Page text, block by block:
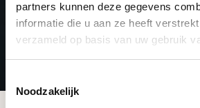
partners kunnen deze gegevens
informatie die u aan ze heeft
verzameld op basis van uw gebruik
Noodzakelijk